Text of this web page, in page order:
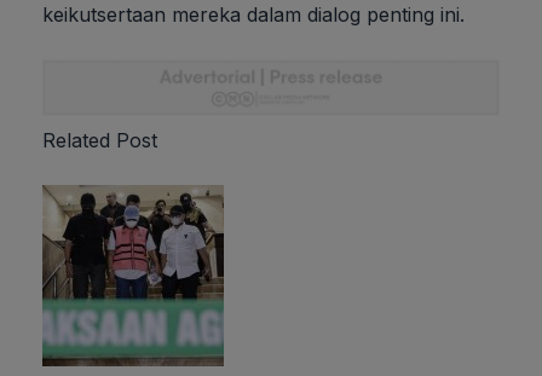
keikutsertaan mereka dalam dialog penting ini.
Related Post